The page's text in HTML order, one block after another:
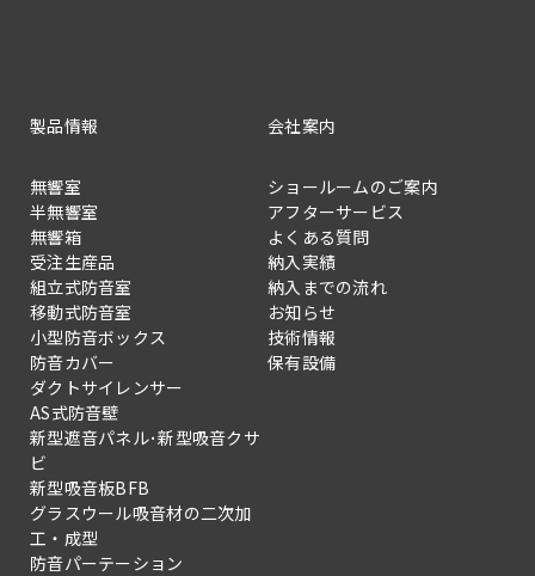
製品情報
無響室
半無響室
無響箱
受注生産品
組立式防音室
移動式防音室
小型防音ボックス
防音カバー
ダクトサイレンサー
AS式防音壁
新型遮音パネル･新型吸音クサ
ビ
新型吸音板BFB
グラスウール吸音材の二次加
工・成型
防音パーテーション
会社案内
ショールームのご案内
アフターサービス
よくある質問
納入実績
納入までの流れ
お知らせ
技術情報
保有設備